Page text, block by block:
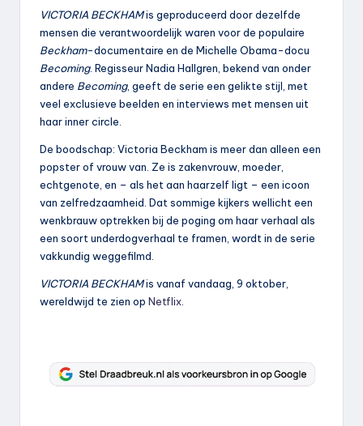
VICTORIA BECKHAMis geproduceerd door dezelfde
mensen die verantwoordelijk waren voor de populaire
Beckham-documentaire en de Michelle Obama-docu
Becoming. Regisseur Nadia Hallgren, bekend van onder
andere Becoming, geeft de serie een gelikte stijl, met
veel exclusieve beelden en interviews met mensen uit
haar inner circle.
De boodschap: Victoria Beckham is meer dan alleen een
popster of vrouw van. Ze is zakenvrouw, moeder,
echtgenote, en – als het aan haarzelf ligt – een icoon
van zelfredzaamheid. Dat sommige kijkers wellicht een
wenkbrauw optrekken bij de poging om haar verhaal als
een soort underdogverhaal te framen, wordt in de serie
vakkundig weggefilmd.
VICTORIA BECKHAMis vanaf vandaag, 9 oktober,
wereldwijd te zien op Netflix.